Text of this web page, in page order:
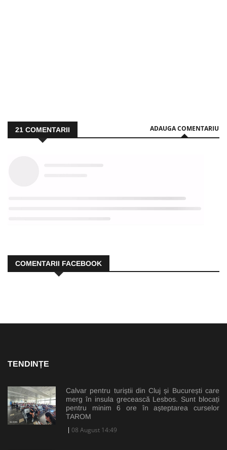
21 COMENTARII ADAUGA COMENTARIU
COMENTARII FACEBOOK
TENDINȚE
Calvar pentru turiștii din Cluj și București care
merg în insula grecească Lesbos. Sunt blocați
pentru minim 6 ore în așteptarea curselor
TAROM
08 August 14:49